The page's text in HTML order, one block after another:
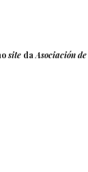
site daAsociación